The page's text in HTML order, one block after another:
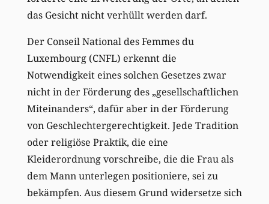
das Gesicht nicht verhüllt werden darf.
Der Conseil National des Femmes du
Luxembourg (CNFL) erkennt die
Notwendigkeit eines solchen Gesetzes zwar
nicht in der Förderung des „gesellschaftlichen
Miteinanders“, dafür aber in der Förderung
von Geschlechtergerechtigkeit. Jede Tradition
oder religiöse Praktik, die eine
Kleiderordnung vorschreibe, die die Frau als
dem Mann unterlegen positioniere, sei zu
bekämpfen. Aus diesem Grund widersetze sich